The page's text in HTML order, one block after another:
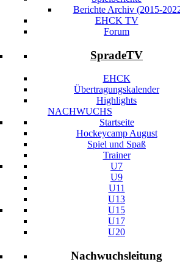
Berichte Archiv (2015-
EHCK TV
Forum
SpradeTV
EHCK
Übertragungskalender
Highlights
NACHWUCHS
Startseite
Hockeycamp August
Spiel und Spaß
Trainer
U7
U9
U11
U13
U15
U17
U20
Nachwuchsleitung